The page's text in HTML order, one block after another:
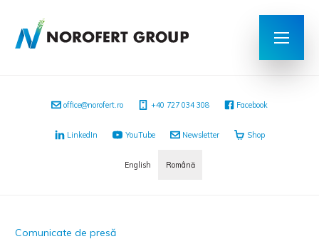
office@norofert.ro ‭+40 727 034 308 Facebook
LinkedIn YouTube Newsletter Shop
English Română
Comunicate de presă